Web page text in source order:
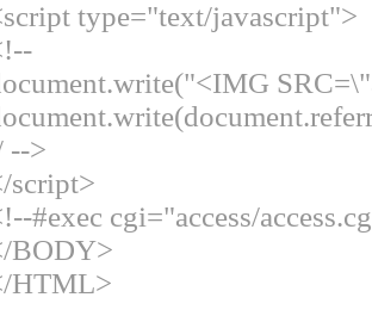
type="text/javascript">
-->
script>
#exec cgi="access/
BODY>
HTML>